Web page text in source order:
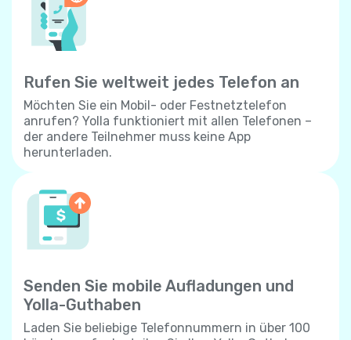
Rufen Sie weltweit jedes Telefon an
Möchten Sie ein Mobil- oder Festnetztelefon
anrufen? Yolla funktioniert mit allen Telefonen –
der andere Teilnehmer muss keine App
herunterladen.
Senden Sie mobile Aufladungen und
Yolla-Guthaben
Laden Sie beliebige Telefonnummern in über 100